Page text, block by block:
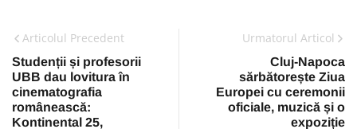
Articolul Precedent
Studenții și profesorii
UBB dau lovitura în
cinematografia
românească:
Kontinental 25,
Urmatorul Articol
Cluj-Napoca
sărbătorește Ziua
Europei cu ceremonii
oficiale, muzică și o
expoziție